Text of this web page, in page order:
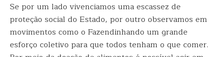
Se por um lado vivenciamos uma escassez de
proteção social do Estado, por outro observamos em
movimentos como o Fazendinhando um grande
esforço coletivo para que todos tenham o que comer.